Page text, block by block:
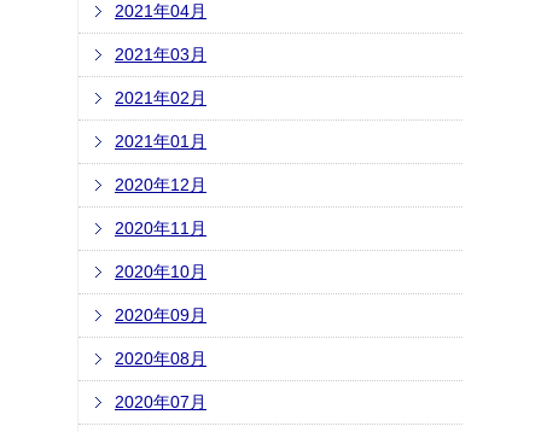
2021年04月
2021年03月
2021年02月
2021年01月
2020年12月
2020年11月
2020年10月
2020年09月
2020年08月
2020年07月